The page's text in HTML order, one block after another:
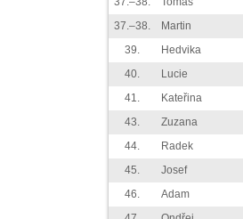
37.–38.
Martin
39.
Hedvika
40.
Lucie
41.
Kateřina
43.
Zuzana
44.
Radek
45.
Josef
46.
Adam